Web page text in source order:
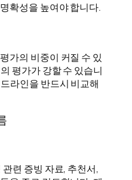
확성을 높여야 합니다.
가의 비중이 커질 수 있
평가가 강할 수 있습니
라인을 반드시 비교해
련 증빙 자료, 추천서,